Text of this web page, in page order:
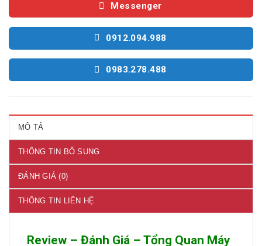
Messenger
0912.094.988
0983.278.488
MÔ TẢ
THÔNG TIN BỔ SUNG
ĐÁNH GIÁ (0)
THÔNG TIN LIÊN HỆ
Review – Đánh Giá – Tổng Quan Máy